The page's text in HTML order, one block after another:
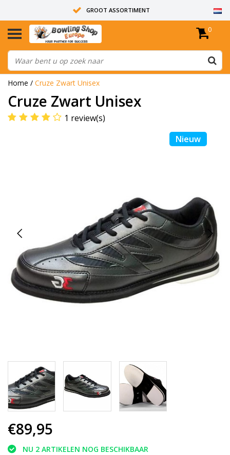
GROOT ASSORTIMENT
14 DAGEN RETOUR RECHT
ALLE BOWLINGBALLEN ZIJN ONGEBOORD
0
Home / Cruze Zwart Unisex
Cruze Zwart Unisex
1 review(s)
Nieuw
€89,95
NU 2 ARTIKELEN NOG BESCHIKBAAR